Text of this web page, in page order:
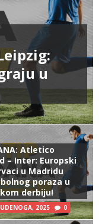
u
Atletico
– Inter: Europski
u Madridu
poraza u
derbiju!
2025 0